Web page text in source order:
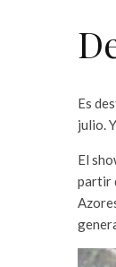
Es
julio.
El
partir